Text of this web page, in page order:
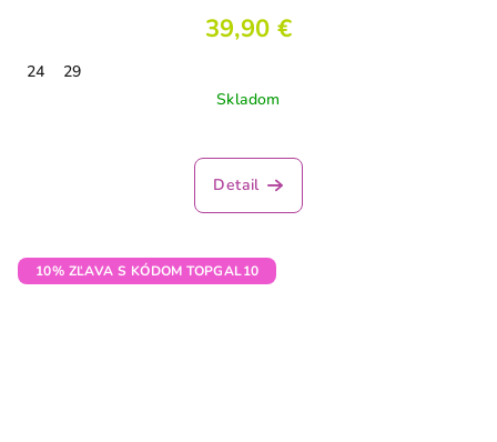
39,90 €
24
29
Skladom
Detail
10% ZĽAVA S KÓDOM TOPGAL10